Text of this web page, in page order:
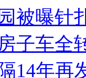
被曝针
子车全
14年再